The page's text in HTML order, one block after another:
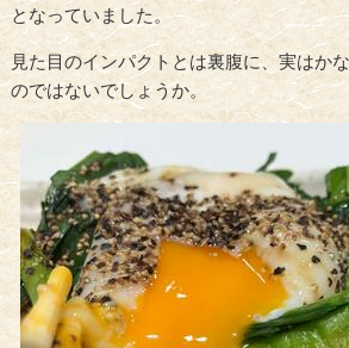
となっていました。
見た目のインパクトとは裏腹に、実はか
のではないでしょうか。